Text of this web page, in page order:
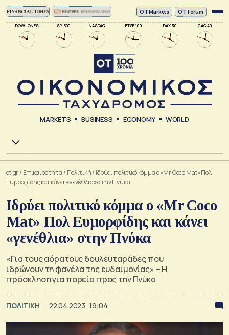
DOW JONES SP 500 NASDAQ FTSE 100 DAX 30 CAC 40
ΟΤ Markets OT Forum
MARKETS BUSINESS ECONOMY WORLD
Χ.Α.
ot.gr/ Επικαιρότητα / Πολιτική/ Ιδρύει πολιτικό κόμμα ο «Mr Coco Mat» Πολ
Ευμορφίδης και κάνει «γενέθλια» στην Πνύκα
Ιδρύει πολιτικό κόμμα ο «Mr Coco
Mat» Πολ Ευμορφίδης και κάνει
«γενέθλια» στην Πνύκα
«Για τους αόρατους δουλευταράδες που
ιδρώνουν τη φανέλα της ευδαιμονίας» – Η
πρόσκληση για πορεία προς την Πνύκα
ΠΟΛΙΤΙΚΗ 22.04.2023, 19:04